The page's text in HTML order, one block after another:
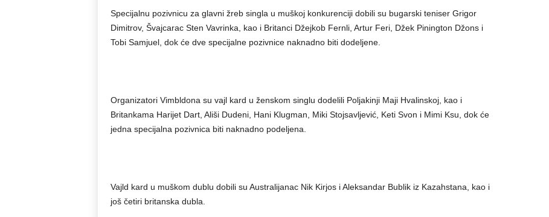
Specijalnu pozivnicu za glavni žreb singla u muškoj konkurenciji dobili su bugarski teniser Grigor
Dimitrov, Švajcarac Sten Vavrinka, kao i Britanci Džejkob Fernli, Artur Feri, Džek Pinington Džons i
Tobi Samjuel, dok će dve specijalne pozivnice naknadno biti dodeljene.
Organizatori Vimbldona su vajl kard u ženskom singlu dodelili Poljakinji Maji Hvalinskoj, kao i
Britankama Harijet Dart, Ališi Dudeni, Hani Klugman, Miki Stojsavljević, Keti Svon i Mimi Ksu, dok će
jedna specijalna pozivnica biti naknadno podeljena.
Vajld kard u muškom dublu dobili su Australijanac Nik Kirjos i Aleksandar Bublik iz Kazahstana, kao i
još četiri britanska dubla.